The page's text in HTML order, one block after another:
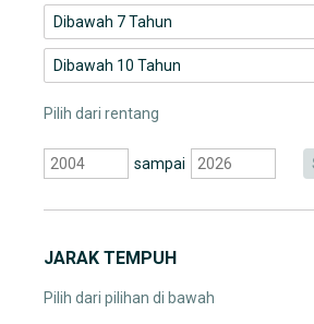
Dibawah 7 Tahun
Dibawah 10 Tahun
Pilih dari rentang
sampai
JARAK TEMPUH
Pilih dari pilihan di bawah